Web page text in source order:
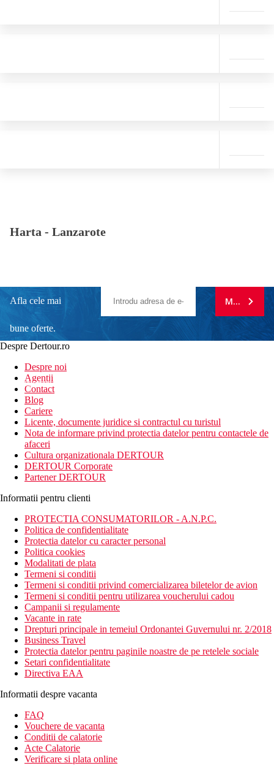
Harta - Lanzarote
Afla cele mai
bune oferte.
newsletter!
MA
Despre Dertour.ro
Despre noi
Agentii
Contact
Blog
Cariere
Licente, documente juridice si contractul cu turistul
Nota de informare privind protectia datelor pentru contactele de
afaceri
Cultura organizationala DERTOUR
DERTOUR Corporate
Partener DERTOUR
Informatii pentru clienti
PROTECTIA CONSUMATORILOR - A.N.P.C.
Politica de confidentialitate
Protectia datelor cu caracter personal
Politica cookies
Modalitati de plata
Termeni si conditii
Termeni si conditii privind comercializarea biletelor de avion
Termeni si conditii pentru utilizarea voucherului cadou
Campanii si regulamente
Vacante in rate
Drepturi principale in temeiul Ordonantei Guvernului nr. 2/2018
Business Travel
Protectia datelor pentru paginile noastre de pe retelele sociale
Setari confidentialitate
Directiva EAA
Informatii despre vacanta
FAQ
Vouchere de vacanta
Conditii de calatorie
Acte Calatorie
Verificare si plata online